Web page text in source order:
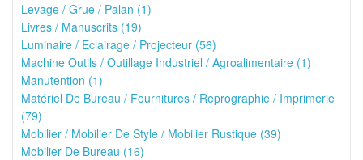
Levage / Grue / Palan (1)
Livres / Manuscrits (19)
Luminaire / Eclairage / Projecteur (56)
Machine Outils / Outillage Industriel / Agroalimentaire (1)
Manutention (1)
Matériel De Bureau / Fournitures / Reprographie / Imprimerie
(79)
Mobilier / Mobilier De Style / Mobilier Rustique (39)
Mobilier De Bureau (16)